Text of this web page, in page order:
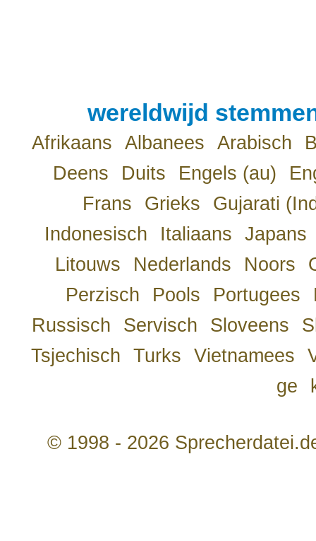
wereldwijd
Afrikaans Albanees Arabisch
Deens
Duits Engels (au)
Frans
Grieks
Gujarati
Indonesisch
Italiaans
Japans
Litouws
Nederlands Noors
Perzisch
Pools Portugees
Russisch
Servisch Sloveens
Tsjechisch
Turks Vietnamees
ge
© 1998 - 2026